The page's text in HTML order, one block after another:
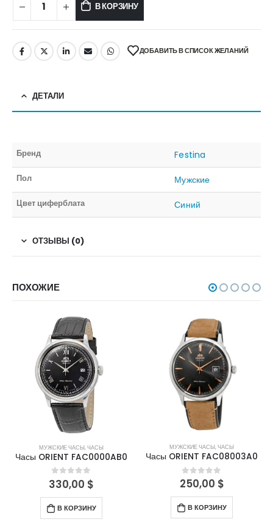
В КОРЗИНУ
ДОБАВИТЬ В СПИСОК ЖЕЛАНИЙ
ДЕТАЛИ
Бренд Festina
Пол Мужские
Цвет циферблата Синий
ОТЗЫВЫ (0)
ПОХОЖИЕ
МУЖСКИЕ ЧАСЫ,ЧАСЫ
Часы ORIENT FAC0000AB0
0out of 5
330,00 $
В КОРЗИНУ
МУЖСКИЕ ЧАСЫ,ЧАСЫ
Часы ORIENT FAC08003A0
0out of 5
250,00 $
В КОРЗИНУ